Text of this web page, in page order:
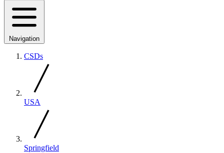
Navigation
CSDs
USA
Springfield